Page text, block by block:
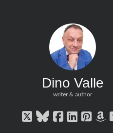
Dino Valle
writer & author
twitterbluesky
facebook